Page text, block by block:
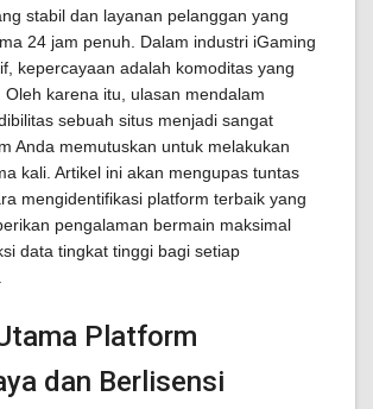
stabil dan layanan pelanggan yang
24 jam penuh. Dalam industri iGaming
kepercayaan adalah komoditas yang
Oleh karena itu, ulasan mendalam
sebuah situs menjadi sangat
Anda memutuskan untuk melakukan
kali. Artikel ini akan mengupas tuntas
mengidentifikasi platform terbaik yang
pengalaman bermain maksimal
data tingkat tinggi bagi setiap
Platform
dan Berlisensi